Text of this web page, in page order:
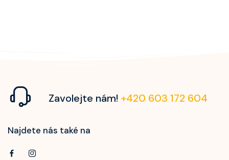
Zavolejte nám! +420 603 172 604
Najdete nás také na